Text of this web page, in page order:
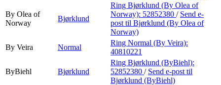
By Olea of
Norway
Bjørklund
Ring Bjørklund (By Olea of
Norway): 52852380 / Send e-
post til Bjørklund (By Olea of
Norway)
By Veira
Normal
Ring Normal (By Veira):
40810221
ByBiehl Bjørklund
Ring Bjørklund (ByBiehl):
52852380 / Send e-post til
Bjørklund (ByBiehl)